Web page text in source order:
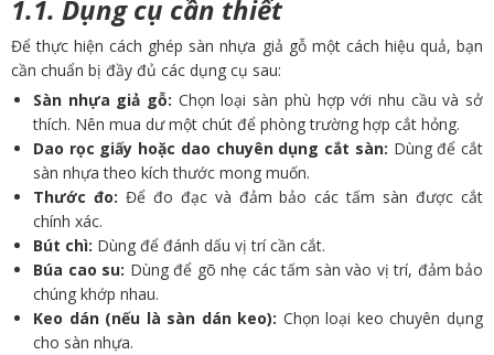
1.1. Dụng cụ cần thiết
Để thực hiện cách ghép sàn nhựa giả gỗ một cách hiệu quả, bạn
cần chuẩn bị đầy đủ các dụng cụ sau:
Sàn nhựa giả gỗ: Chọn loại sàn phù hợp với nhu cầu và sở
thích. Nên mua dư một chút để phòng trường hợp cắt hỏng.
Dao rọc giấy hoặc dao chuyên dụng cắt sàn: Dùng để cắt
sàn nhựa theo kích thước mong muốn.
Thước đo: Để đo đạc và đảm bảo các tấm sàn được cắt
chính xác.
Bút chì: Dùng để đánh dấu vị trí cần cắt.
Búa cao su: Dùng để gõ nhẹ các tấm sàn vào vị trí, đảm bảo
chúng khớp nhau.
Keo dán (nếu là sàn dán keo): Chọn loại keo chuyên dụng
cho sàn nhựa.